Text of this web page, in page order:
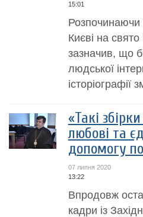
15:01
Розпочинаючи
Києві на
зазначив, що
людської
історіографії
«Такі
любові та
допомогу
07 липня 2020
13:22
Впродовж
кадри із